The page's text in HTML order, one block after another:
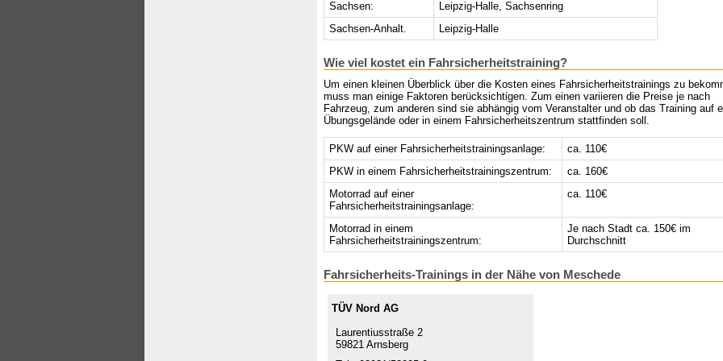
Sachsen:
Leipzig-Halle, Sachsenring
Sachsen-Anhalt.
Leipzig-Halle
Wie viel kostet ein Fahrsicherheitstraining?
Um einen kleinen Überblick über die Kosten eines Fahrsicherheitstrainings zu
muss man einige Faktoren berücksichtigen. Zum einen variieren die Preise je nach
Fahrzeug, zum anderen sind sie abhängig vom Veranstalter und ob das Training auf
Übungsgelände oder in einem Fahrsicherheitszentrum stattfinden soll.
PKW auf einer Fahrsicherheitstrainingsanlage:
ca. 110€
PKW in einem Fahrsicherheitstrainingszentrum:
ca. 160€
Motorrad auf einer
Fahrsicherheitstrainingsanlage:
ca. 110€
Motorrad in einem
Fahrsicherheitstrainingszentrum:
Je nach Stadt ca. 150€ im
Durchschnitt
Fahrsicherheits-Trainings in der Nähe von Meschede
TÜV Nord AG
Laurentiusstraße 2
59821 Arnsberg